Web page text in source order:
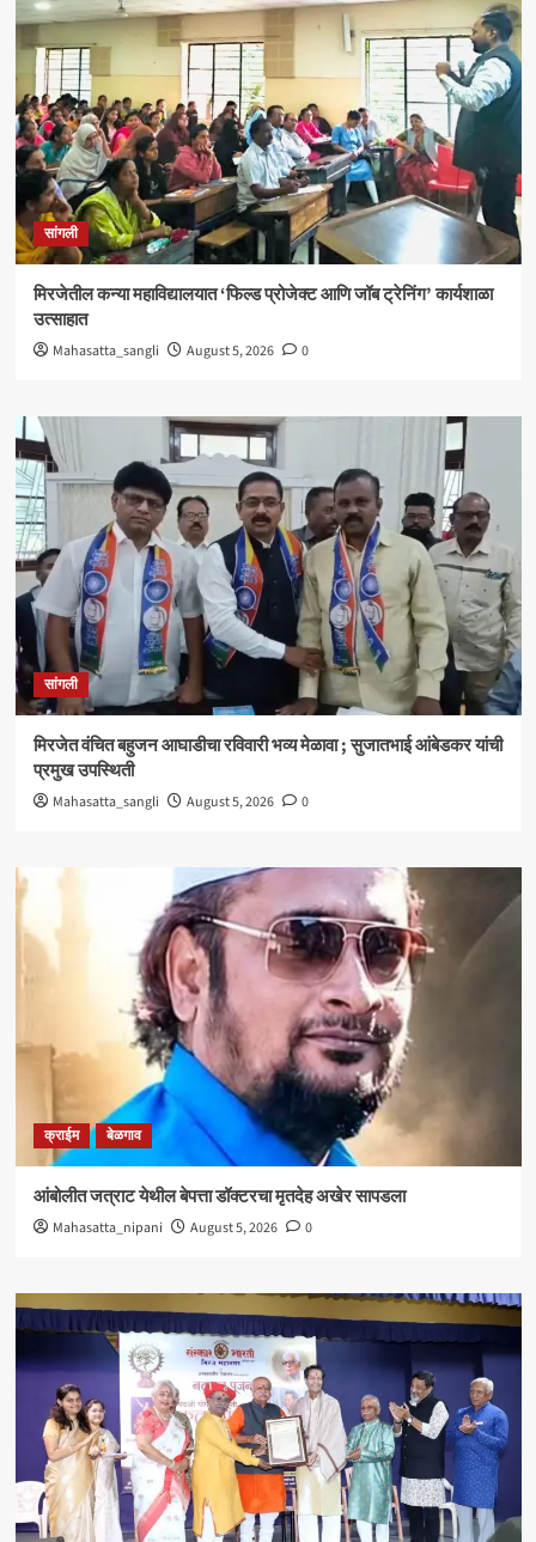
का?
सांगली
मिरजेतील कन्या महाविद्यालयात ‘फिल्ड प्रोजेक्ट आणि जॉब ट्रेनिंग’ कार्यशाळा
उत्साहात
Mahasatta_sangli August 5, 2026 0
सांगली
मिरजेत वंचित बहुजन आघाडीचा रविवारी भव्य मेळावा ; सुजातभाई आंबेडकर यांची
प्रमुख उपस्थिती
Mahasatta_sangli August 5, 2026 0
क्राईम बेळगाव
आंबोलीत जत्राट येथील बेपत्ता डॉक्टरचा मृतदेह अखेर सापडला
Mahasatta_nipani August 5, 2026 0